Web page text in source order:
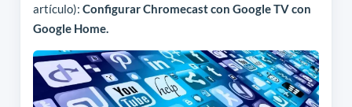
artículo): Configurar Chromecast con Google TV con
Google Home.